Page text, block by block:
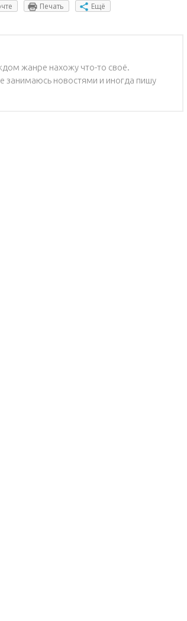
Печать Ещё
жанре нахожу что-то своё.
занимаюсь новостями и иногда пишу